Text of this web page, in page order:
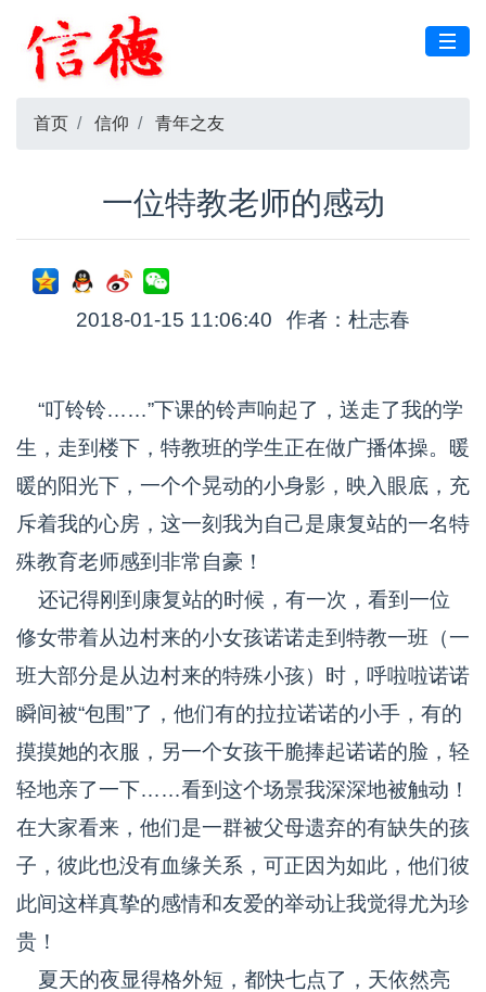
首页 信仰 青年之友
一位特教老师的感动
2018-01-15 11:06:40 作者：杜志春
“叮铃铃……”下课的铃声响起了，送走了我的学
生，走到楼下，特教班的学生正在做广播体操。暖
暖的阳光下，一个个晃动的小身影，映入眼底，充
斥着我的心房，这一刻我为自己是康复站的一名特
殊教育老师感到非常自豪！
还记得刚到康复站的时候，有一次，看到一位
修女带着从边村来的小女孩诺诺走到特教一班（一
班大部分是从边村来的特殊小孩）时，呼啦啦诺诺
瞬间被“包围”了，他们有的拉拉诺诺的小手，有的
摸摸她的衣服，另一个女孩干脆捧起诺诺的脸，轻
轻地亲了一下……看到这个场景我深深地被触动！
在大家看来，他们是一群被父母遗弃的有缺失的孩
子，彼此也没有血缘关系，可正因为如此，他们彼
此间这样真挚的感情和友爱的举动让我觉得尤为珍
贵！
夏天的夜显得格外短，都快七点了，天依然亮